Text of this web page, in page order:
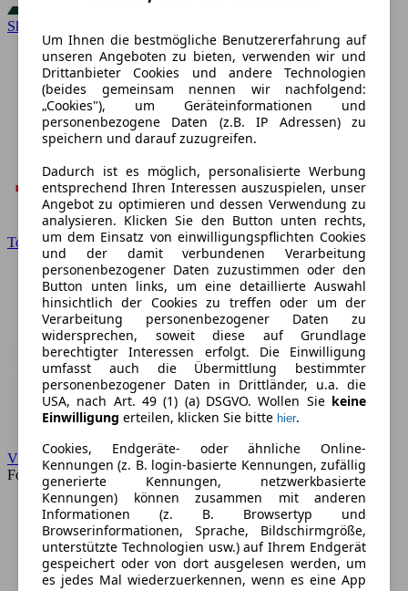
Skoda
Toyota
VW
Forum
Um Ihnen die bestmögliche Benutzererfahrung auf
unseren Angeboten zu bieten, verwenden wir und
Drittanbieter Cookies und andere Technologien
(beides gemeinsam nennen wir nachfolgend:
„Cookies"), um Geräteinformationen und
personenbezogene Daten (z.B. IP Adressen) zu
speichern und darauf zuzugreifen.
Dadurch ist es möglich, personalisierte Werbung
entsprechend Ihren Interessen auszuspielen, unser
Angebot zu optimieren und dessen Verwendung zu
analysieren. Klicken Sie den Button unten rechts,
um dem Einsatz von einwilligungspflichten Cookies
und der damit verbundenen Verarbeitung
personenbezogener Daten zuzustimmen oder den
Button unten links, um eine detaillierte Auswahl
hinsichtlich der Cookies zu treffen oder um der
Verarbeitung personenbezogener Daten zu
widersprechen, soweit diese auf Grundlage
berechtigter Interessen erfolgt. Die Einwilligung
umfasst auch die Übermittlung bestimmter
personenbezogener Daten in Drittländer, u.a. die
USA, nach Art. 49 (1) (a) DSGVO. Wollen Sie keine
Einwilligung erteilen, klicken Sie bitte hier.
Cookies, Endgeräte- oder ähnliche Online-
Kennungen (z. B. login-basierte Kennungen, zufällig
generierte Kennungen, netzwerkbasierte
Kennungen) können zusammen mit anderen
Informationen (z. B. Browsertyp und
Browserinformationen, Sprache, Bildschirmgröße,
unterstützte Technologien usw.) auf Ihrem Endgerät
gespeichert oder von dort ausgelesen werden, um
es jedes Mal wiederzuerkennen, wenn es eine App